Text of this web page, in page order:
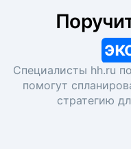
Специалисты hh.ru
помогут
стратегию